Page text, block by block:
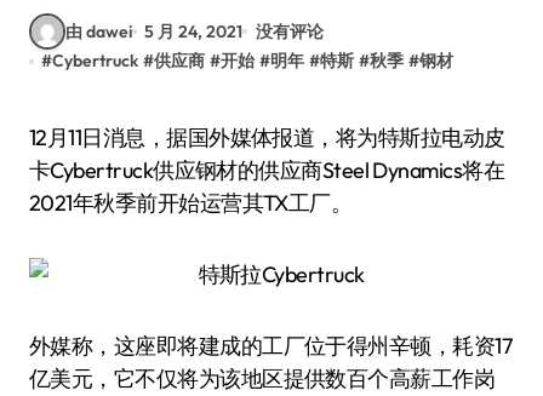
由 dawei 5 月 24, 2021 没有评论
#Cybertruck #供应商 #开始 #明年 #特斯 #秋季 #钢材
12月11日消息，据国外媒体报道，将为特斯拉电动皮
卡Cybertruck供应钢材的供应商Steel Dynamics将在
2021年秋季前开始运营其TX工厂。
外媒称，这座即将建成的工厂位于得州辛顿，耗资17
亿美元，它不仅将为该地区提供数百个高薪工作岗